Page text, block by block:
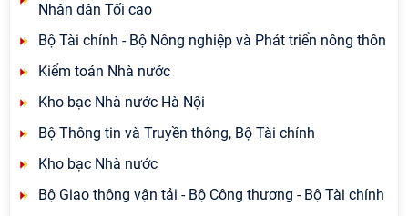
Nhân dân Tối cao
Bộ Tài chính - Bộ Nông nghiệp và Phát triển nông thôn
Kiểm toán Nhà nước
Kho bạc Nhà nước Hà Nội
Bộ Thông tin và Truyền thông, Bộ Tài chính
Kho bạc Nhà nước
Bộ Giao thông vận tải - Bộ Công thương - Bộ Tài chính